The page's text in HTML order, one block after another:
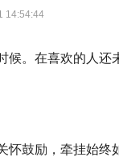
14:54:44
。在喜欢的人还
鼓励，牵挂始终